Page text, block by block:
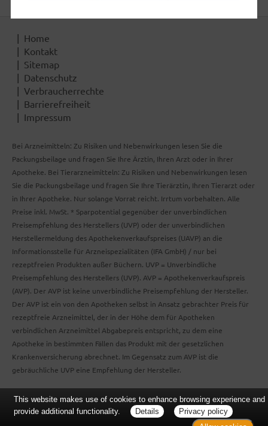
Home
Kontakt
Sitemap
Datenschutz
Verbraucherrechte
Barrierefreiheit
Impressum
Bei Arzneimitteln: Zu Risiken und Nebenwirkungen lesen Sie die
Packungsbeilage und fragen Sie Ihre Ärztin, Ihren Arzt oder in Ihrer
Apotheke. Bei Tierarzneimitteln: Zu Risiken und Nebenwirkungen lesen
Sie die Packungsbeilage und fragen Sie Ihre Tierärztin, Ihren Tierarzt oder
in Ihrer Apotheke. Nur solange Vorrat reicht. Irrtum vorbehalten. Alle
Preise inkl. MwSt. * Sparpotential gegenüber der unverbindlichen
Preisempfehlung des Herstellers (UVP) oder der unverbindlichen
Herstellermeldung des Apothekenverkaufspreises (UAVP) an die
Informationsstelle für Arzneispezialitäten (IFA GmbH) / nur bei
rezeptfreien Produkten außer Büchern. UVP = Unverbindliche
Preisempfehlung des Herstellers (UVP). AVP = Apothekenverkaufspreis
(AVP). Der AVP ist keine unverbindliche Preisempfehlung der Hersteller.
Der AVP ist ein von den Apotheken selbst in Ansatz gebrachter Preis für
rezeptfreie Arzneimittel, der in der Höhe dem für Apotheken
verbindlichen Arzneimittel Abgabepreis entspricht, zu dem eine
Apotheke in bestimmten Fällen das Produkt mit der gesetzlichen
Krankenversicherung abrechnet. Im Gegensatz zum AVP ist die
gebräuchliche UVP eine Empfehlung der Hersteller.
This website makes use of cookies to enhance browsing experience and
provide additional functionality.
Details
Privacy policy